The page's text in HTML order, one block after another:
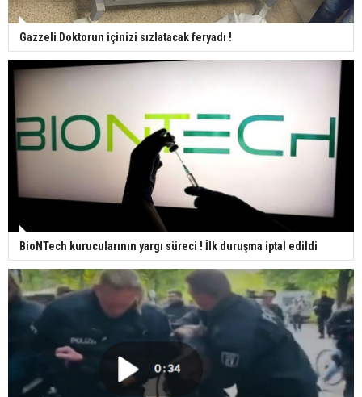
Gazzeli Doktorun içinizi sızlatacak feryadı !
BioNTech kurucularının yargı süreci ! İlk duruşma iptal edildi